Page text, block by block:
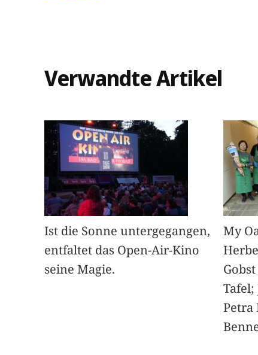
Verwandte Artikel
Ist die Sonne untergegangen,
entfaltet das Open-Air-Kino
seine Magie.
My
Petra